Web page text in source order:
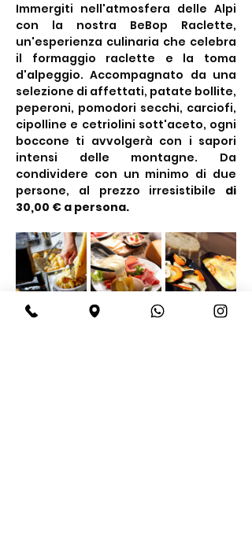
Immergiti nell'atmosfera delle Alpi
con la nostra BeBop Raclette,
un'esperienza culinaria che celebra
il formaggio raclette e la toma
d'alpeggio. Accompagnato da una
selezione di affettati, patate bollite,
peperoni, pomodori secchi, carciofi,
cipolline e cetriolini sott'aceto, ogni
boccone ti avvolgerà con i sapori
intensi delle montagne. Da
condividere con un minimo di due
persone, al prezzo irresistibile di
30,00 € a persona.